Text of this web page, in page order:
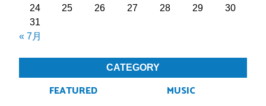
« 7月
24
25 26 27 28 29
30
31
CATEGORY
FEATURED
MUSIC